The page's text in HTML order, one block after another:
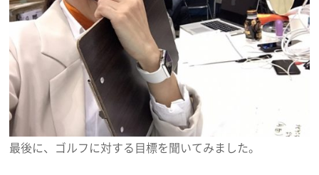
最後に、ゴルフに対する目標を聞いてみました。